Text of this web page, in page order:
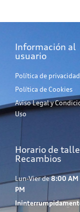
Información al
usuario
Política de privacidad
Política de Cookies
Aviso Legal y
Uso
Horario de
Recambios
Lun-Vier de8:00 AM
PM